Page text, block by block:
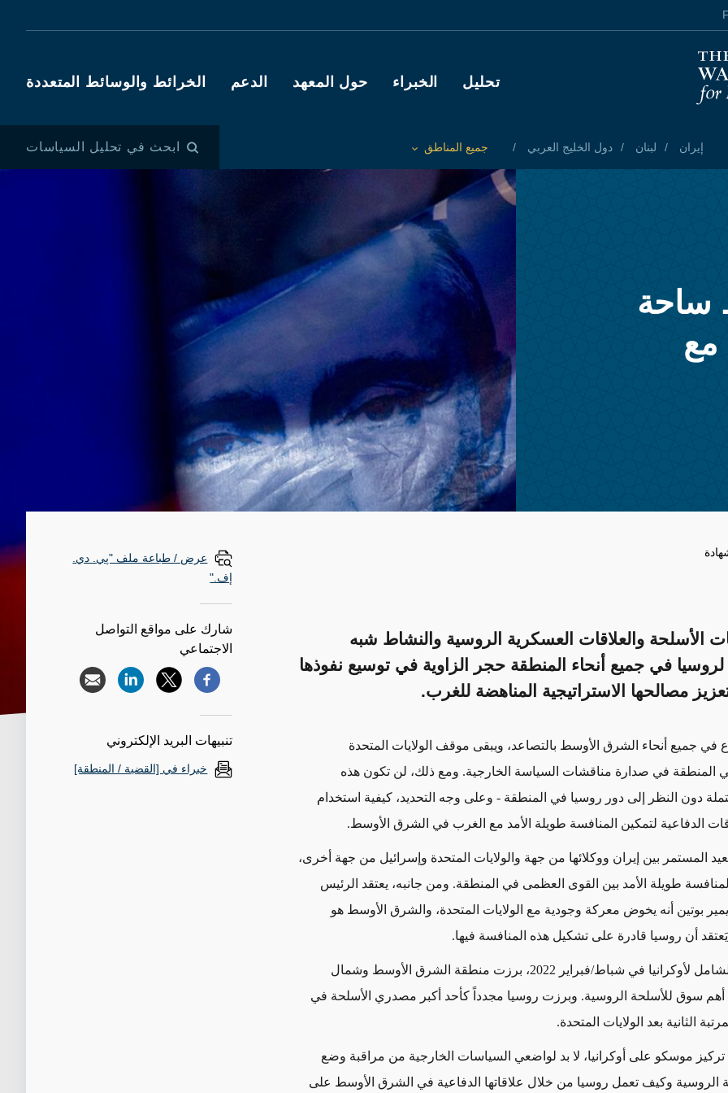
Main navigation
تحليل الخبراء حول المعهد الدعم الخرائط والوسائط المتعددة
إيران لبنان دول الخليج العربي
Toggle List of
جميع المناطق ابحث في تحليل السياسات
ساحة
مع
الأسلحة والعلاقات العسكرية الروسية والنشاط شبه
في جميع أنحاء المنطقة حجر الزاوية في توسيع نفوذها
مصالحها الاستراتيجية المناهضة للغرب.
في جميع أنحاء الشرق الأوسط بالتصاعد، ويبقى موقف الولايات المتحدة
المنطقة في صدارة مناقشات السياسة الخارجية. ومع ذلك، لن تكون هذه
دون النظر إلى دور روسيا في المنطقة - وعلى وجه التحديد، كيفية استخدام
الدفاعية لتمكين المنافسة طويلة الأمد مع الغرب في الشرق الأوسط.
المستمر بين إيران ووكلائها من جهة والولايات المتحدة وإسرائيل من جهة أخرى،
طويلة الأمد بين القوى العظمى في المنطقة. ومن جانبه، يعتقد الرئيس
بوتين أنه يخوض معركة وجودية مع الولايات المتحدة، والشرق الأوسط هو
أن روسيا قادرة على تشكيل هذه المنافسة فيها.
وقبل الغزو الشامل لأوكرانيا في شباط/فبراير 2022، برزت منطقة الشرق الأوسط وشمال
أهم سوق للأسلحة الروسية. وبرزت روسيا مجدداً كأحد أكبر مصدري الأسلحة في
الثانية بعد الولايات المتحدة.
موسكو على أوكرانيا، لا بد لواضعي السياسات الخارجية من مراقبة وضع
الروسية وكيف تعمل روسيا من خلال علاقاتها الدفاعية في الشرق الأوسط على
عرض / طباعة ملف "پي. دي.
إف."
شارك على مواقع التواصل
الاجتماعي
تنبيهات البريد الإلكتروني
خبراء في [القضية / المنطقة]